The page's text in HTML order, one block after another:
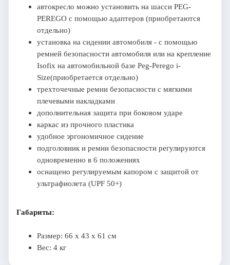
автокресло можно установить на шасси PEG-
PEREGO с помощью адаптеров (приобретаются
отдельно)
установка на сидении автомобиля - с помощью
ремней безопасности автомобиля или на крепление
Isofix на автомобильной базе Peg-Perego i-
Size(приобретается отдельно)
трехточечные ремни безопасности с мягкими
плечевыми накладками
дополнительная защита при боковом ударе
каркас из прочного пластика
удобное эргономичное сидение
подголовник и ремни безопасности регулируются
одновременно в 6 положениях
оснащено регулируемым капором с защитой от
ультрафиолета (UPF 50+)
Габариты:
Размер: 66 х 43 х 61 см
Вес: 4 кг